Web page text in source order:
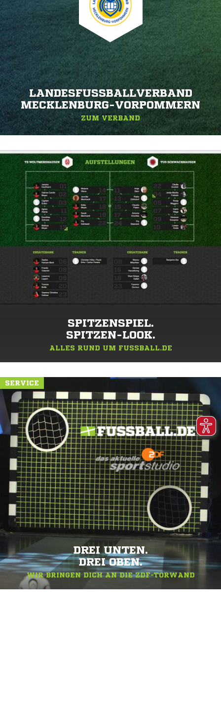
LANDESFUSSBALLVERBAND M
ECKLENBURG-VORPOMMERN
ZUM VERBAND
SPITZENSPIEL.
SPITZEN-LOOK.
ALLES RUND UM FUSSBALL.DE
SERVICE
DREI UNTEN.
DREI OBEN.
WIR BRINGEN DICH AN DIE ZDF-TORWAND